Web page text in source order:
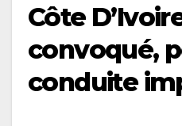
Côte
convoqué,
conduite